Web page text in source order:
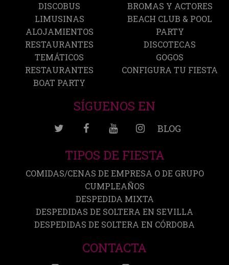
DISCOBUS
LIMUSINAS
ALOJAMIENTOS
RESTAURANTES
TEMÁTICOS
RESTAURANTES
BOAT PARTY
BROMAS Y ACTORES
BEACH CLUB & POOL
PARTY
DISCOTECAS
GOGOS
CONFIGURA TU FIESTA
SÍGUENOS EN
BLOG
TIPOS DE FIESTA
COMIDAS/CENAS DE EMPRESA O DE GRUPO
CUMPLEAÑOS
DESPEDIDA MIXTA
DESPEDIDAS DE SOLTERA EN SEVILLA
DESPEDIDAS DE SOLTERA EN CÓRDOBA
CONTACTA